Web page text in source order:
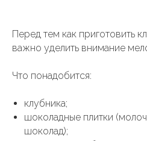
Перед тем как приготовить
важно уделить внимание
Что понадобится:
клубника;
шоколадные плитки
шоколад);